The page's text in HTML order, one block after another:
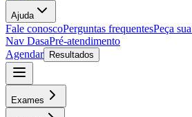
Ajuda
Fale conoscoPerguntas frequentesPeça
Nav DasaPré-atendimento
Agendar
Resultados
Exames